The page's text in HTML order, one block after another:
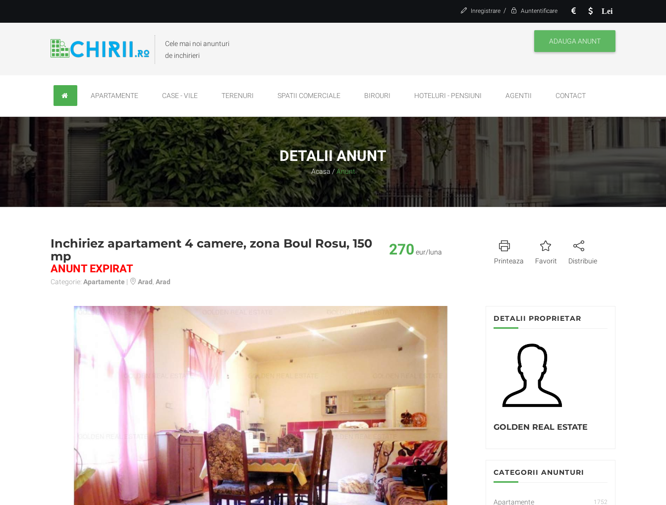
Lei
Inregistrare / Auntentificare
Cele mai noi anunturi
de inchirieri
ADAUGA ANUNT
APARTAMENTE CASE - VILE TERENURI SPATII COMERCIALE BIROURI HOTELURI - PENSIUNI AGENTII CONTACT
DETALII ANUNT
Acasa / Anunt
Inchiriez apartament 4 camere, zona Boul Rosu, 150
mp
ANUNT EXPIRAT
Categorie: Apartamente | Arad Arad
270 eur/luna
Printeaza
Favorit Distribuie
DETALII PROPRIETAR
GOLDEN REAL ESTATE
CATEGORII ANUNTURI
Apartamente 1752